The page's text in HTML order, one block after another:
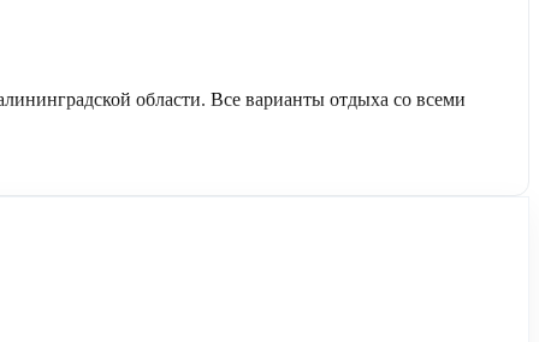
области. Все варианты отдыха со всеми